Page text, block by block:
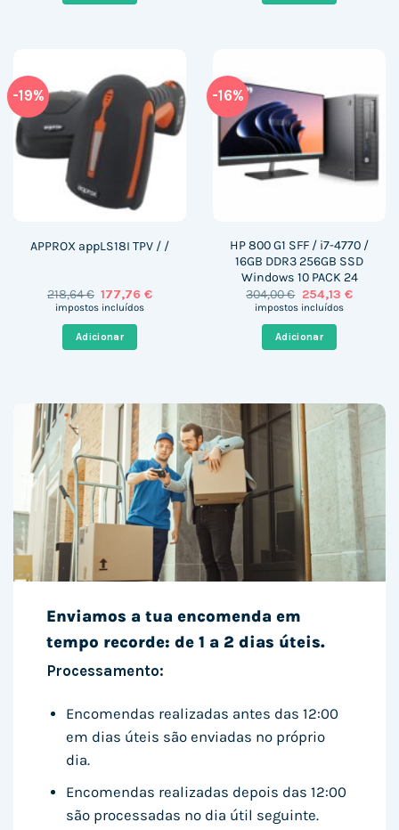
-19%
APPROX appLS18I TPV / /
218,64€ O
preço
era:
218,64 €.
177,76€O
impostos incluídos
Adicionar
-16%
HP 800 G1 SFF / i7-4770 /
16GB DDR3 256GB SSD
Windows 10 PACK 24
304,00€ O
preço
era:
304,00 €.
254,13 €O
impostos incluídos
Adicionar
Enviamos a tua encomenda em
tempo recorde: de 1 a 2 dias úteis.
Processamento:
Encomendas realizadas antes das 12:00
em dias úteis são enviadas no próprio
dia.
Encomendas realizadas depois das 12:00
são processadas no dia útil seguinte.